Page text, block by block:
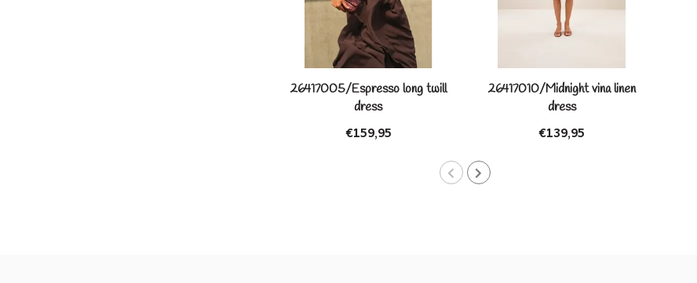
26417005/Espresso long twill
dress
€159,95
26417010/Midnight vina linen
dress
€139,95